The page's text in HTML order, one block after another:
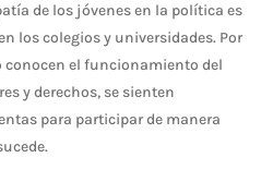
de los jóvenes en la política es
los colegios y universidades. Por
conocen el funcionamiento del
y derechos, se sienten
para participar de manera